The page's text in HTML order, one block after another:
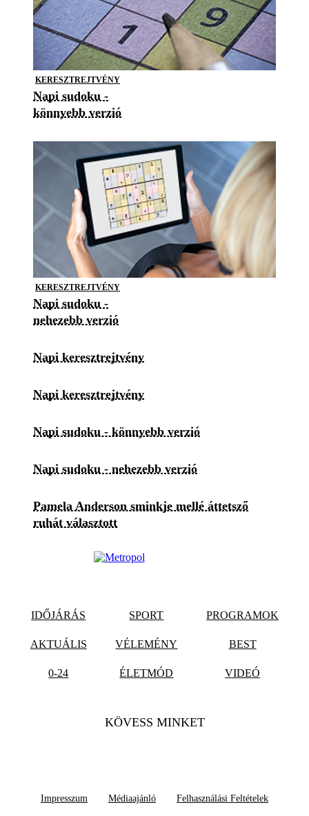
KERESZTREJTVÉNY
Napi sudoku -
könnyebb verzió
KERESZTREJTVÉNY
Napi sudoku -
nehezebb verzió
Napi keresztrejtvény
Napi keresztrejtvény
Napi sudoku - könnyebb verzió
Napi sudoku - nehezebb verzió
Pamela Anderson sminkje mellé áttetsző
ruhát választott
IDŐJÁRÁS SPORT PROGRAMOK
AKTUÁLIS VÉLEMÉNY BEST
0-24 ÉLETMÓD VIDEÓ
KÖVESS MINKET
Impresszum Médiaajánló Felhasználási Feltételek